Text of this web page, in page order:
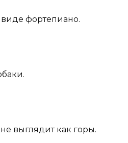
виде фортепиано.
выглядит как горы.